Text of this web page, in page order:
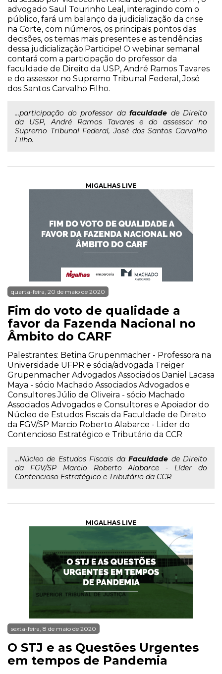
advogado Saul Tourinho Leal, interagindo com o
público, fará um balanço da judicialização da crise
na Corte, com números, os principais pontos das
decisões, os temas mais presentes e as tendências
dessa judicialização.Participe! O webinar semanal
contará com a participação do professor da
faculdade de Direito da USP, André Ramos Tavares
e do assessor no Supremo Tribunal Federal, José
dos Santos Carvalho Filho.
...participação do professor da faculdade de Direito
da USP, André Ramos Tavares e do assessor no
Supremo Tribunal Federal, José dos Santos Carvalho
Filho.
MIGALHAS LIVE
quarta-feira, 20 de maio de 2020
Fim do voto de qualidade a
favor da Fazenda Nacional no
Âmbito do CARF
Palestrantes: Betina Grupenmacher - Professora na
Universidade UFPR e sócia/advogada Treiger
Grupenmacher Advogados Associados Daniel Lacasa
Maya - sócio Machado Associados Advogados e
Consultores Júlio de Oliveira - sócio Machado
Associados Advogados e Consultores e Apoiador do
Núcleo de Estudos Fiscais da Faculdade de Direito
da FGV/SP Marcio Roberto Alabarce - Líder do
Contencioso Estratégico e Tributário da CCR
...Núcleo de Estudos Fiscais daFaculdade de Direito
da FGV/SP Marcio Roberto Alabarce - Líder do
Contencioso Estratégico e Tributário da CCR
MIGALHAS LIVE
sexta-feira, 8 de maio de 2020
O STJ e as Questões Urgentes
em tempos de Pandemia